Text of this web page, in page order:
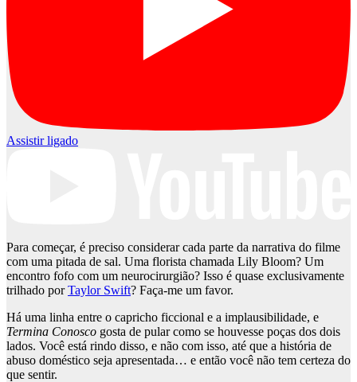
Assistir ligado
Para começar, é preciso considerar cada parte da narrativa do filme
com uma pitada de sal. Uma florista chamada Lily Bloom? Um
encontro fofo com um neurocirurgião? Isso é quase exclusivamente
trilhado porTaylor Swift? Faça-me um favor.
Há uma linha entre o capricho ficcional e a implausibilidade, e
Termina Conosco gosta de pular como se houvesse poças dos dois
lados. Você está rindo disso, e não com isso, até que a história de
abuso doméstico seja apresentada… e então você não tem certeza do
que sentir.